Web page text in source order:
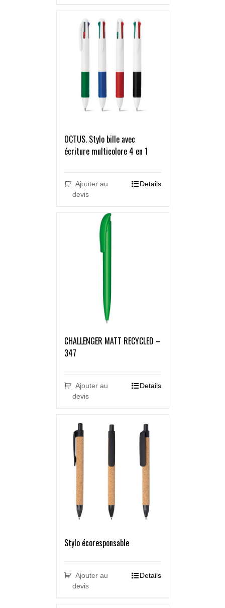
OCTUS. Stylo bille avec
écriture multicolore 4 en 1
Ajouter au
devis
Details
CHALLENGER MATT RECYCLED –
347
Ajouter au
devis
Details
Stylo écoresponsable
Ajouter au
devis
Details